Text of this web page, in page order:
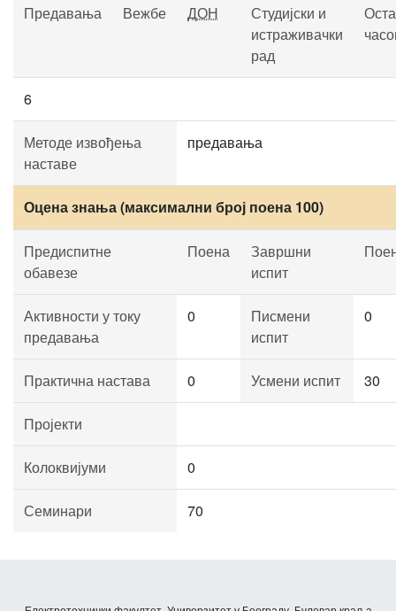
Предавања Вежбе ДОН
Студијски и
истраживачки
рад
6
Методе извођења
наставе
предавања
Оцена знања (максимални број поена 100)
Предиспитне
обавезе
Поена
Завршни
испит
Активности у току
предавања
0
Писмени
испит
0
Практична настава 0 Усмени испит 30
Пројекти
Колоквијуми 0
Семинари 70